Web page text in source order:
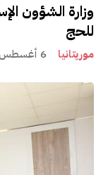
وزارة الشؤون
للحج
موريتانيا 6 أغسطس 2026، 16:36 مساءً